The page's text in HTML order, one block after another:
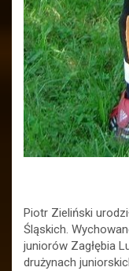
Piotr Zieliński
Śląskich.
juniorów Zagłębia
drużynach